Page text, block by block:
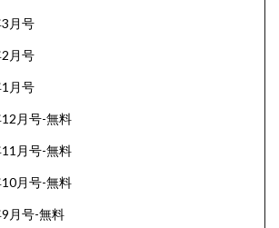
月号
月号
月号
月号-無料
月号-無料
月号-無料
月号-無料